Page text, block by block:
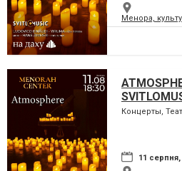
Менора,
Концерты,
11 серпня,